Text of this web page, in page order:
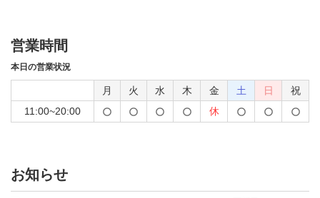
営業時間
本日の営業状況
月 火 水 木 金 土 日
祝
11:00~20:00
休
お知らせ